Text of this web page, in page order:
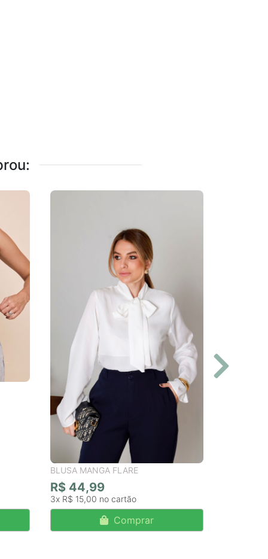
BLUSA MANGA FLARE
R$ 44,99
3x R$ 15,00
Comprar